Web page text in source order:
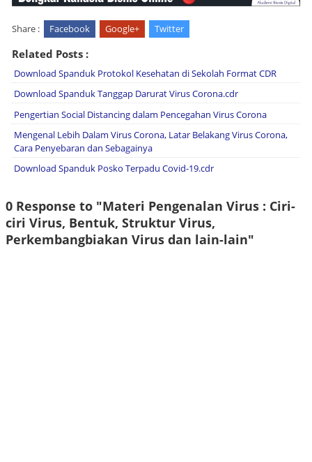
Share : Facebook Google+ Twitter
Related Posts :
Download Spanduk Protokol Kesehatan di Sekolah Format CDR
Download Spanduk Tanggap Darurat Virus Corona.cdr
Pengertian Social Distancing dalam Pencegahan Virus Corona
Mengenal Lebih Dalam Virus Corona, Latar Belakang Virus Corona,
Cara Penyebaran dan Sebagainya
Download Spanduk Posko Terpadu Covid-19.cdr
0 Response to "Materi Pengenalan Virus : Ciri-
ciri Virus, Bentuk, Struktur Virus,
Perkembangbiakan Virus dan lain-lain"